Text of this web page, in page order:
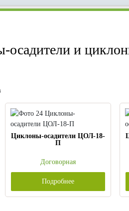
и
Циклоны-осадители ЦОЛ-18-
П
Договорная
Подробнее